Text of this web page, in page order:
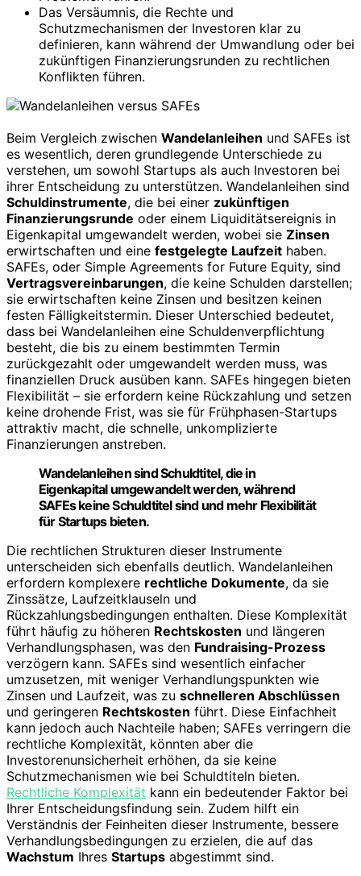
Das Versäumnis, die Rechte und
Schutzmechanismen der Investoren klar zu
definieren, kann während der Umwandlung oder bei
zukünftigen Finanzierungsrunden zu rechtlichen
Konflikten führen.
Beim Vergleich zwischen Wandelanleihen und SAFEs ist
es wesentlich, deren grundlegende Unterschiede zu
verstehen, um sowohl Startups als auch Investoren bei
ihrer Entscheidung zu unterstützen. Wandelanleihen sind
Schuldinstrumente, die bei einer zukünftigen
Finanzierungsrunde oder einem Liquiditätsereignis in
Eigenkapital umgewandelt werden, wobei sie Zinsen
erwirtschaften und eine festgelegte Laufzeit haben.
SAFEs, oder Simple Agreements for Future Equity, sind
Vertragsvereinbarungen, die keine Schulden darstellen;
sie erwirtschaften keine Zinsen und besitzen keinen
festen Fälligkeitstermin. Dieser Unterschied bedeutet,
dass bei Wandelanleihen eine Schuldenverpflichtung
besteht, die bis zu einem bestimmten Termin
zurückgezahlt oder umgewandelt werden muss, was
finanziellen Druck ausüben kann. SAFEs hingegen bieten
Flexibilität – sie erfordern keine Rückzahlung und setzen
keine drohende Frist, was sie für Frühphasen-Startups
attraktiv macht, die schnelle, unkomplizierte
Finanzierungen anstreben.
Wandelanleihen sind Schuldtitel, die in
Eigenkapital umgewandelt werden, während
SAFEs keine Schuldtitel sind und mehr Flexibilität
für Startups bieten.
Die rechtlichen Strukturen dieser Instrumente
unterscheiden sich ebenfalls deutlich. Wandelanleihen
erfordern komplexere rechtliche Dokumente, da sie
Zinssätze, Laufzeitklauseln und
Rückzahlungsbedingungen enthalten. Diese Komplexität
führt häufig zu höheren Rechtskosten und längeren
Verhandlungsphasen, was den Fundraising-Prozess
verzögern kann. SAFEs sind wesentlich einfacher
umzusetzen, mit weniger Verhandlungspunkten wie
Zinsen und Laufzeit, was zu schnelleren Abschlüssen
und geringeren Rechtskosten führt. Diese Einfachheit
kann jedoch auch Nachteile haben; SAFEs verringern die
rechtliche Komplexität, könnten aber die
Investorenunsicherheit erhöhen, da sie keine
Schutzmechanismen wie bei Schuldtiteln bieten.
Rechtliche Komplexität kann ein bedeutender Faktor bei
Ihrer Entscheidungsfindung sein. Zudem hilft ein
Verständnis der Feinheiten dieser Instrumente, bessere
Verhandlungsbedingungen zu erzielen, die auf das
Wachstum Ihres Startups abgestimmt sind.